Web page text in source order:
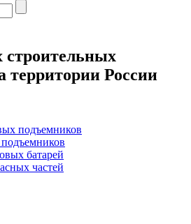
строительных
территории России
подъемников
батарей
частей